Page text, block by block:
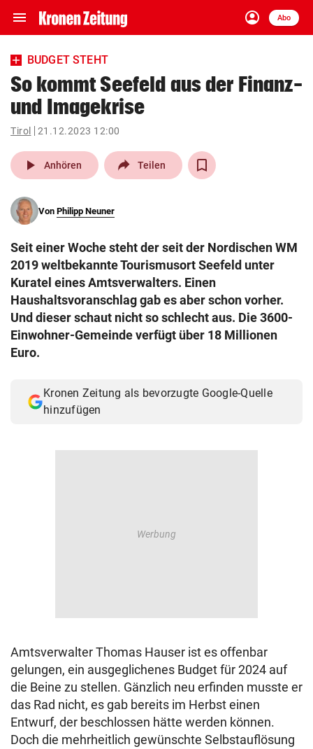
menu Navigation
ein-/ausklappen
account_circle
Anmelden
Abo
close Schließen
account_circle Anmelden
pin_drop
Wien arrow_right
search
eingeben
Muthgasse 2, 1190 Wien
BUDGET STEHT
So kommt Seefeld aus der Finanz-
und Imagekrise
Tirol 21.12.2023 12:00
play_arrow Anhören Teilen
Von Philipp Neuner
Seit einer Woche steht der seit der Nordischen WM
2019 weltbekannte Tourismusort Seefeld unter
Kuratel eines Amtsverwalters. Einen
Haushaltsvoranschlag gab es aber schon vorher.
Und dieser schaut nicht so schlecht aus. Die 3600-
Einwohner-Gemeinde verfügt über 18 Millionen
Euro.
Kronen Zeitung als bevorzugte Google-Quelle
hinzufügen
Amtsverwalter Thomas Hauser ist es offenbar
gelungen, ein ausgeglichenes Budget für 2024 auf
die Beine zu stellen. Gänzlich neu erfinden musste er
das Rad nicht, es gab bereits im Herbst einen
Entwurf, der beschlossen hätte werden können.
Doch die mehrheitlich gewünschte Selbstauflösung